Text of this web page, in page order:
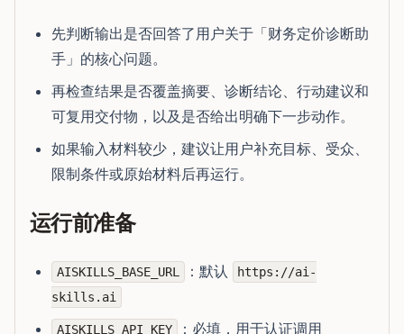
先判断输出是否回答了用户关于「财务定价诊断助
手」的核心问题。
再检查结果是否覆盖摘要、诊断结论、行动建议和
可复用交付物，以及是否给出明确下一步动作。
如果输入材料较少，建议让用户补充目标、受众、
限制条件或原始材料后再运行。
运行前准备
AISKILLS_BASE_URL ：默认
https://ai-
skills.ai
AISKILLS_API_KEY ：必填，用于认证调用